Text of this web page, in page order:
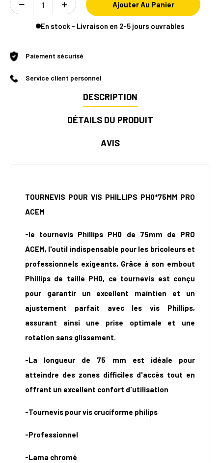
Ajouter Au Panier
En stock - Livraison en 2-5 jours ouvrables
Paiement sécurisé
Service client personnel
DESCRIPTION
DÉTAILS DU PRODUIT
AVIS
TOURNEVIS POUR VIS PHILLIPS PH0*75MM PRO
ACEM
-le tournevis Phillips PH0 de 75mm de PRO
ACEM, l'outil indispensable pour les bricoleurs et
professionnels exigeants, Grâce à son embout
Phillips de taille PH0, ce tournevis est conçu
pour garantir un excellent maintien et un
ajustement parfait avec les vis Phillips,
assurant ainsi une prise optimale et une
rotation sans glissement.
-La longueur de 75 mm est idéale pour
atteindre des zones difficiles d'accès tout en
offrant un excellent confort d'utilisation
-Tournevis pour vis cruciforme philips
-Professionnel
-Lama chromé